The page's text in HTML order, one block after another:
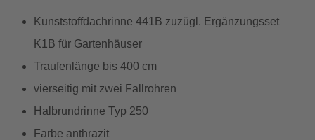
Kunststoffdachrinne 441B zuzügl. Ergänzungsset
K1B für Gartenhäuser
Traufenlänge bis 400 cm
vierseitig mit zwei Fallrohren
Halbrundrinne Typ 250
Farbe anthrazit